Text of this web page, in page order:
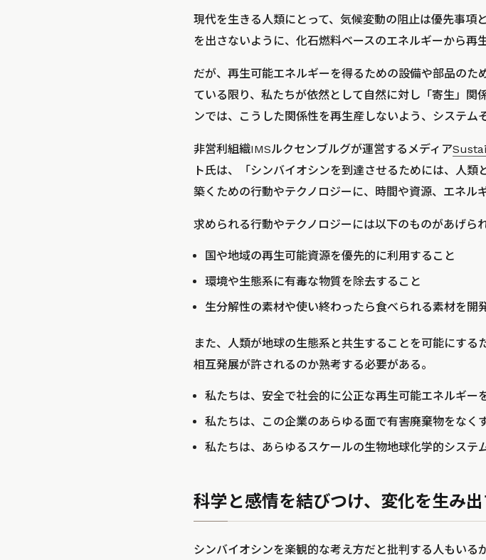
現代を生きる人類にとって、気候変動の阻止は優先事
を出さないように、化石燃料ベースのエネルギーから再
だが、再生可能エネルギーを得るための設備や部品の
ている限り、私たちが依然として自然に対し「寄生」
ンでは、こうした関係性を再生産しないよう、システム
非営利組織IMSルクセンブルグが運営するメディア
ト氏は、
「シンバイオシンを到達させるためには、人
築くための行動やテクノロジーに、時間や資源、エネル
求められる行動やテクノロジーには以下のものがあげられ
国や地域の再生可能資源を優先的に利用すること
環境や生態系に有毒な物質を除去すること
生分解性の素材や使い終わったら食べられる素材を開
また、人類が地球の生態系と共生することを可能にす
相互発展が許されるのか熟考する必要がある。
私たちは、安全で社会的に公正な再生可能エネルギー
私たちは、この企業のあらゆる面で有害廃棄物をなく
私たちは、あらゆるスケールの生物地球化学的システ
科学と感情を結びつけ、変化を生み
シンバイオシンを楽観的な考え方だと批判する人もいる